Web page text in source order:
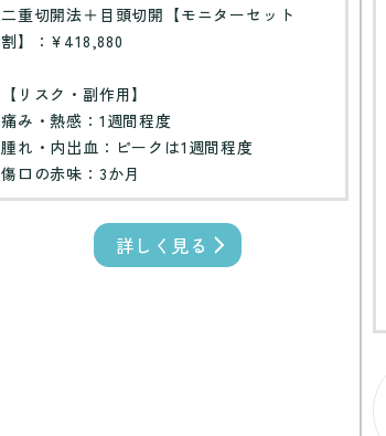
二重切開法＋目頭切開【モニターセット
割】：¥418,880
【リスク・副作用】
痛み・熱感：1週間程度
腫れ・内出血：ピークは1週間程度
傷口の赤味：3か月
詳しく見る